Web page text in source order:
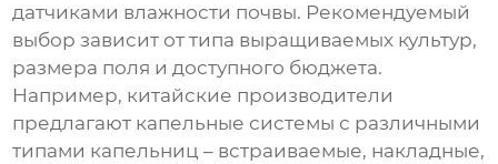
датчиками влажности почвы. Рекомендуемый
выбор зависит от типа выращиваемых культур,
размера поля и доступного бюджета.
Например, китайские производители
предлагают капельные системы с различными
типами капельниц – встраиваемые, накладные,